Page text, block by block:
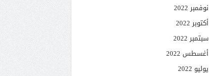
نوفمبر 2022
أكتوبر 2022
سبتمبر 2022
أغسطس 2022
يوليو 2022